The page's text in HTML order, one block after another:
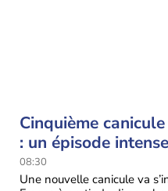
Cinquième canicule
: un épisode
durable et étendu la
semaine prochaine
08:30
Une nouvelle canicule va